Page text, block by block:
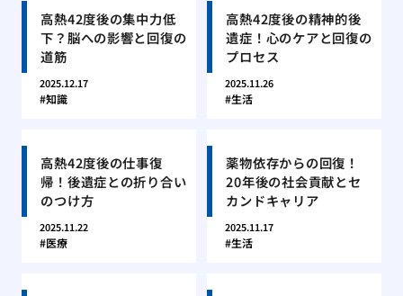
高熱42度後の集中力低
下？脳への影響と回復の
道筋
2025.12.17
知識
高熱42度後の精神的後
遺症！心のケアと回復の
プロセス
2025.11.26
生活
高熱42度後の仕事復
帰！後遺症との折り合い
のつけ方
2025.11.22
医療
薬物依存からの回復！
20年後の社会貢献とセ
カンドキャリア
2025.11.17
生活